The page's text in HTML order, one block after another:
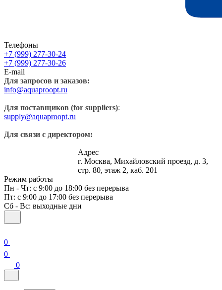
Телефоны
+7 (999) 277-30-24
+7 (999) 277-30-26
E-mail
Для запросов и заказов:
info@aquaproopt.ru
Для поставщиков (for suppliers):
supply@aquaproopt.ru
Для связи с директором:
Адрес
г. Москва, Михайловский проезд, д. 3,
стр. 80, этаж 2, каб. 201
Режим работы
Пн - Чт: с 9:00 до 18:00 без перерыва
Пт: с 9:00 до 17:00 без перерыва
Сб - Вс: выходные дни
0
0
0